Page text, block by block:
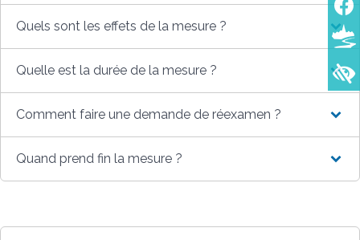
Quels sont les effets de la mesure ?
Quelle est la durée de la mesure ?
Comment faire une demande de réexamen ?
Quand prend fin la mesure ?